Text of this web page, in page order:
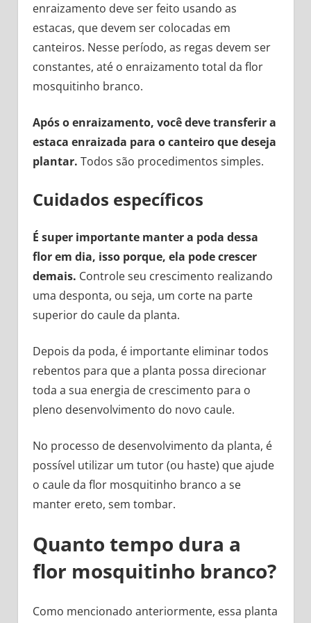
enraizamento deve ser feito usando as
estacas, que devem ser colocadas em
canteiros. Nesse período, as regas devem ser
constantes, até o enraizamento total da flor
mosquitinho branco.
Após o enraizamento, você deve transferir a
estaca enraizada para o canteiro que deseja
plantar. Todos são procedimentos simples.
Cuidados específicos
É super importante manter a poda dessa
flor em dia, isso porque, ela pode crescer
demais. Controle seu crescimento realizando
uma desponta, ou seja, um corte na parte
superior do caule da planta.
Depois da poda, é importante eliminar todos
rebentos para que a planta possa direcionar
toda a sua energia de crescimento para o
pleno desenvolvimento do novo caule.
No processo de desenvolvimento da planta, é
possível utilizar um tutor (ou haste) que ajude
o caule da flor mosquitinho branco a se
manter ereto, sem tombar.
Quanto tempo dura a
flor mosquitinho branco?
Como mencionado anteriormente, essa planta